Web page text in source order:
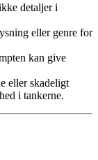
detaljer i
eller genre for
kan give
eller skadeligt
i tankerne.